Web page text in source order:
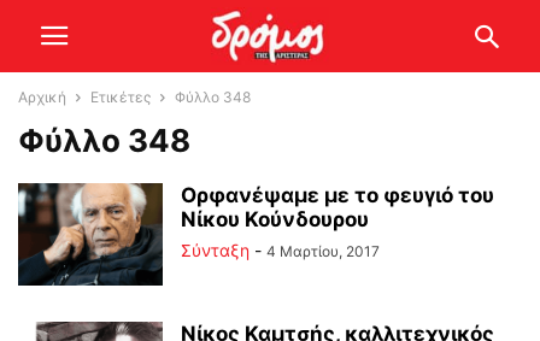
Αρχική Ετικέτες Φύλλο 348
Φύλλο 348
Ορφανέψαμε με το φευγιό του
Νίκου Κούνδουρου
Σύνταξη - 4 Μαρτίου, 2017
Νίκος Καμτσής, καλλιτεχνικός